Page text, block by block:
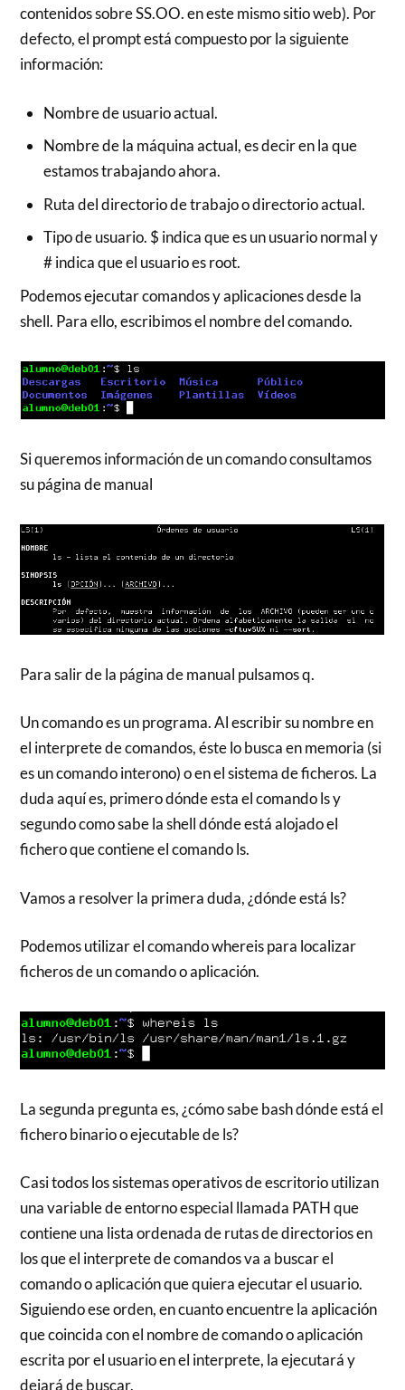
contenidos sobre SS.OO. en este mismo sitio web). Por
defecto, el prompt está compuesto por la siguiente
información:
Nombre de usuario actual.
Nombre de la máquina actual, es decir en la que
estamos trabajando ahora.
Ruta del directorio de trabajo o directorio actual.
Tipo de usuario. $ indica que es un usuario normal y
# indica que el usuario es root.
Podemos ejecutar comandos y aplicaciones desde la
shell. Para ello, escribimos el nombre del comando.
Si queremos información de un comando consultamos
su página de manual
Para salir de la página de manual pulsamos q.
Un comando es un programa. Al escribir su nombre en
el interprete de comandos, éste lo busca en memoria (si
es un comando interono) o en el sistema de ficheros. La
duda aquí es, primero dónde esta el comando ls y
segundo como sabe la shell dónde está alojado el
fichero que contiene el comando ls.
Vamos a resolver la primera duda, ¿dónde está ls?
Podemos utilizar el comando whereis para localizar
ficheros de un comando o aplicación.
La segunda pregunta es, ¿cómo sabe bash dónde está el
fichero binario o ejecutable de ls?
Casi todos los sistemas operativos de escritorio utilizan
una variable de entorno especial llamada PATH que
contiene una lista ordenada de rutas de directorios en
los que el interprete de comandos va a buscar el
comando o aplicación que quiera ejecutar el usuario.
Siguiendo ese orden, en cuanto encuentre la aplicación
que coincida con el nombre de comando o aplicación
escrita por el usuario en el interprete, la ejecutará y
dejará de buscar.